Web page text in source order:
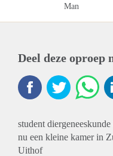
Man
Deel deze oproep
student
nu een kleine kamer in
Uithof